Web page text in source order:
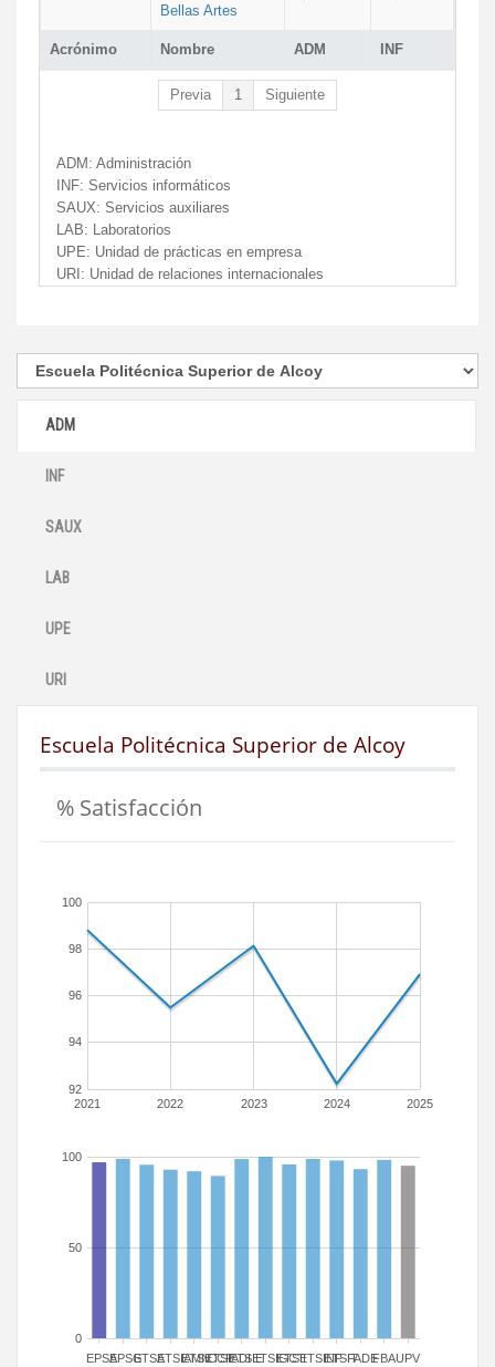
Acrónimo Nombre ADM INF
Bellas Artes
Previa 1 Siguiente
ADM: Administración
INF: Servicios informáticos
SAUX: Servicios auxiliares
LAB: Laboratorios
UPE: Unidad de prácticas en empresa
URI: Unidad de relaciones internacionales
ADM
INF
SAUX
LAB
UPE
URI
Escuela Politécnica Superior de Alcoy
% Satisfacción
2021 2022 2023 2024 2025
92
94
96
98
100
EPSAEPSGETSAETSIAMN
ETSICCP
ETSIADI
ETSIEETSIGCT
ETSIIETSINFETSITFADEFBAUPV
0
50
100